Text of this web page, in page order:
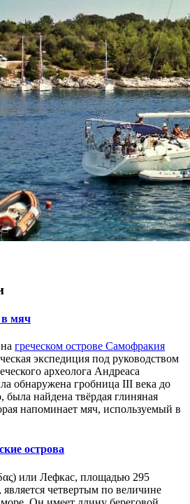
в мяч
греческом острове Самофракия
экспедиция под руководством
археолога Андреаса
обнаружена гробница III века до
была найдена твёрдая глиняная
напоминает мяч, используемый в
острова
или Лефкас, площадью 295
четвертым по величине